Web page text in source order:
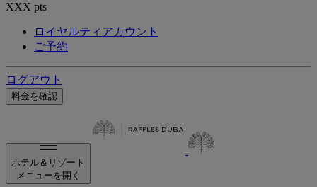
XXX pts
ロイヤルティアカウント
ご予約
ログアウト
料金を確認
ホテル＆リゾート
メニューを開く